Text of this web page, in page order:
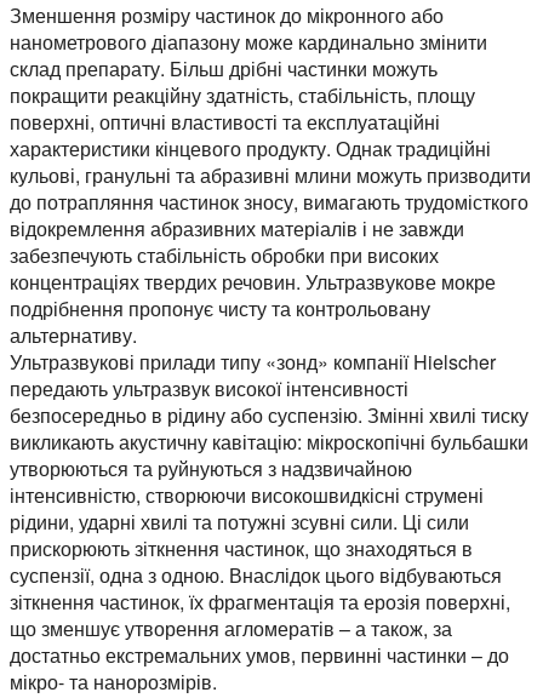
Зменшення розміру частинок до мікронного або
нанометрового діапазону може кардинально змінити
склад препарату. Більш дрібні частинки можуть
покращити реакційну здатність, стабільність, площу
поверхні, оптичні властивості та експлуатаційні
характеристики кінцевого продукту. Однак традиційні
кульові, гранульні та абразивні млини можуть призводити
до потрапляння частинок зносу, вимагають трудомісткого
відокремлення абразивних матеріалів і не завжди
забезпечують стабільність обробки при високих
концентраціях твердих речовин. Ультразвукове мокре
подрібнення пропонує чисту та контрольовану
альтернативу.
Ультразвукові прилади типу «зонд» компанії Hielscher
передають ультразвук високої інтенсивності
безпосередньо в рідину або суспензію. Змінні хвилі тиску
викликають акустичну кавітацію: мікроскопічні бульбашки
утворюються та руйнуються з надзвичайною
інтенсивністю, створюючи високошвидкісні струмені
рідини, ударні хвилі та потужні зсувні сили. Ці сили
прискорюють зіткнення частинок, що знаходяться в
суспензії, одна з одною. Внаслідок цього відбуваються
зіткнення частинок, їх фрагментація та ерозія поверхні,
що зменшує утворення агломератів – а також, за
достатньо екстремальних умов, первинні частинки – до
мікро- та нанорозмірів.